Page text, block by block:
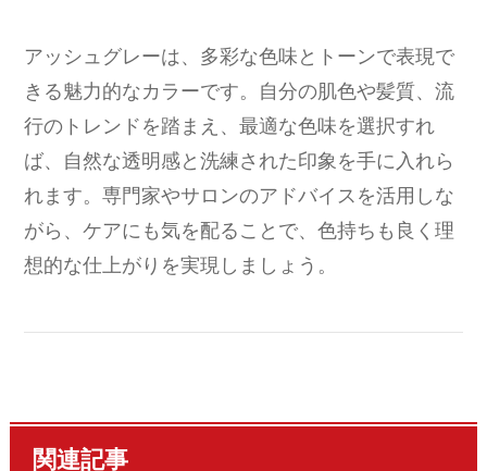
アッシュグレーは、多彩な色味とトーンで表現で
きる魅力的なカラーです。自分の肌色や髪質、流
行のトレンドを踏まえ、最適な色味を選択すれ
ば、自然な透明感と洗練された印象を手に入れら
れます。専門家やサロンのアドバイスを活用しな
がら、ケアにも気を配ることで、色持ちも良く理
想的な仕上がりを実現しましょう。
関連記事